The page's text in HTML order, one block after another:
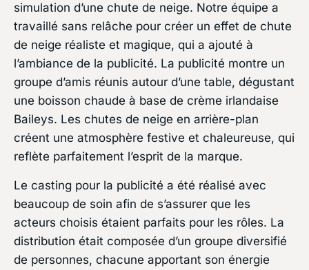
simulation d’une chute de neige. Notre équipe a
travaillé sans relâche pour créer un effet de chute
de neige réaliste et magique, qui a ajouté à
l’ambiance de la publicité. La publicité montre un
groupe d’amis réunis autour d’une table, dégustant
une boisson chaude à base de crème irlandaise
Baileys. Les chutes de neige en arrière-plan
créent une atmosphère festive et chaleureuse, qui
reflète parfaitement l’esprit de la marque.
Le casting pour la publicité a été réalisé avec
beaucoup de soin afin de s’assurer que les
acteurs choisis étaient parfaits pour les rôles. La
distribution était composée d’un groupe diversifié
de personnes, chacune apportant son énergie